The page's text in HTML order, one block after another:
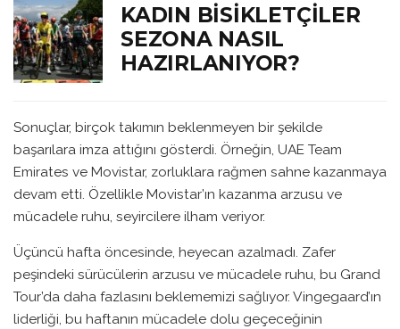
KADIN BISIKLETÇILER
SEZONA NASIL
HAZIRLANIYOR?
Sonuçlar, birçok takımın beklenmeyen bir şekilde
başarılara imza attığını gösterdi. Örneğin, UAE Team
Emirates ve Movistar, zorluklara rağmen sahne kazanmaya
devam etti. Özellikle Movistar’ın kazanma arzusu ve
mücadele ruhu, seyircilere ilham veriyor.
Üçüncü hafta öncesinde, heyecan azalmadı. Zafer
peşindeki sürücülerin arzusu ve mücadele ruhu, bu Grand
Tour’da daha fazlasını beklememizi sağlıyor. Vingegaard’ın
liderliği, bu haftanın mücadele dolu geçeceğinin